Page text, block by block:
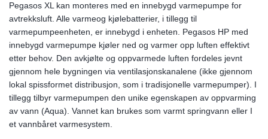
Pegasos XL kan monteres med en innebygd varmepumpe for
avtrekksluft. Alle varmeog kjølebatterier, i tillegg til
varmepumpeenheten, er innebygd i enheten. Pegasos HP med
innebygd varmepumpe kjøler ned og varmer opp luften effektivt
etter behov. Den avkjølte og oppvarmede luften fordeles jevnt
gjennom hele bygningen via ventilasjonskanalene (ikke gjennom
lokal spissformet distribusjon, som i tradisjonelle varmepumper). I
tillegg tilbyr varmepumpen den unike egenskapen av oppvarming
av vann (Aqua). Vannet kan brukes som varmt springvann eller I
et vannbåret varmesystem.